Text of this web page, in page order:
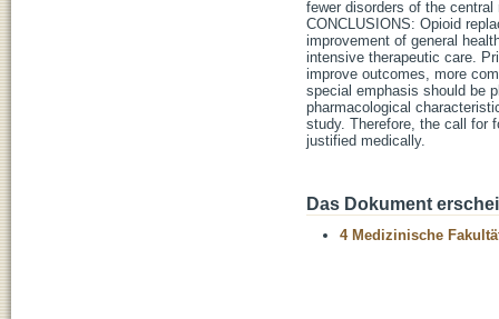
fewer disorders of the
CONCLUSIONS: Opioid
improvement of general
intensive therapeutic care.
improve outcomes, more
special emphasis should be
pharmacological
study. Therefore, the call for
justified medically.
Das Dokument
4 Medizinische